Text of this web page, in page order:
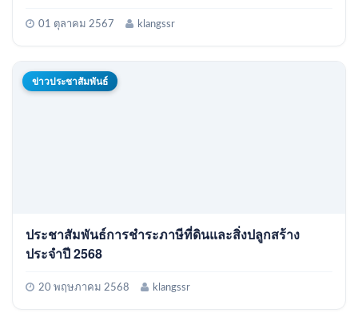
01 ตุลาคม 2567 klangssr
ข่าวประชาสัมพันธ์
ประชาสัมพันธ์การชำระภาษีที่ดินและสิ่งปลูกสร้าง
ประจำปี 2568
20 พฤษภาคม 2568 klangssr